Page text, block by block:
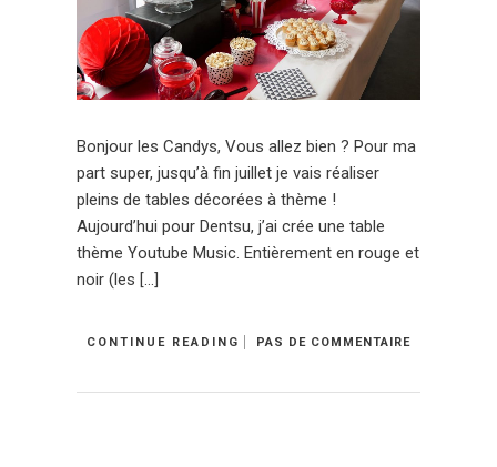
Bonjour les Candys, Vous allez bien ? Pour ma
part super, jusqu’à fin juillet je vais réaliser
pleins de tables décorées à thème !
Aujourd’hui pour Dentsu, j’ai crée une table
thème Youtube Music. Entièrement en rouge et
noir (les […]
CONTINUE READING PAS DE COMMENTAIRE